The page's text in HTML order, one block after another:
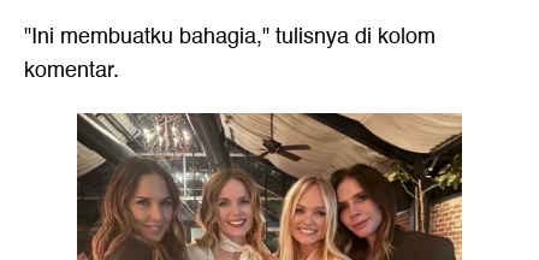
"Ini membuatku bahagia," tulisnya di kolom
komentar.